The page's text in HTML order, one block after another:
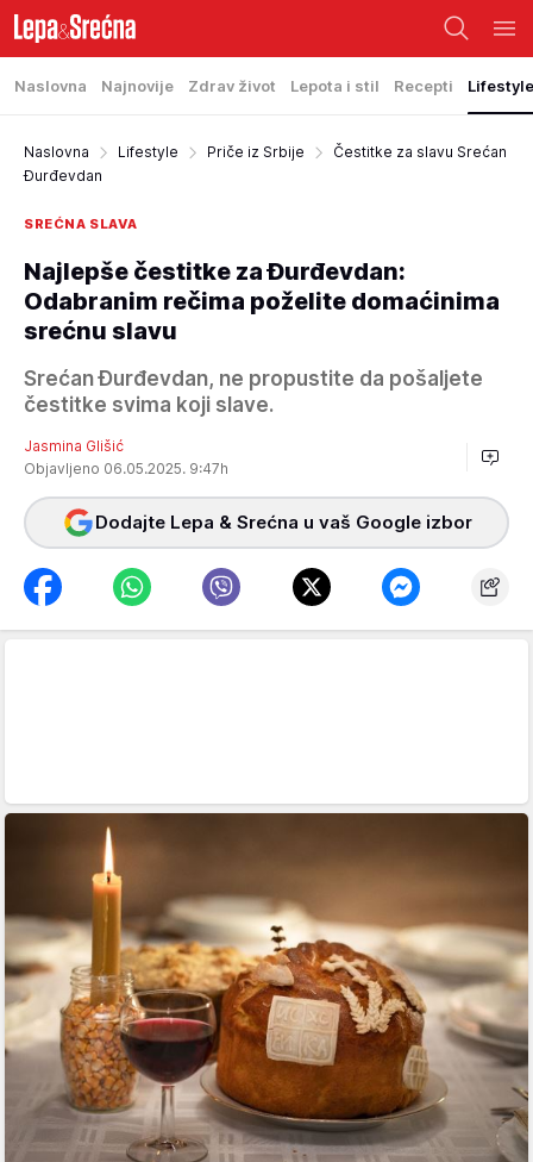
Naslovna Najnovije Zdrav život Lepota i stil Recepti Lifestyle
Naslovna Lifestyle Priče iz Srbije
Čestitke za slavu Srećan
Đurđevdan
SREĆNA SLAVA
Najlepše čestitke za Đurđevdan:
Odabranim rečima poželite domaćinima
srećnu slavu
Srećan Đurđevdan, ne propustite da pošaljete
čestitke svima koji slave.
Jasmina Glišić
Objavljeno 06.05.2025. 9:47h
Dodajte Lepa & Srećna u vaš Google izbor